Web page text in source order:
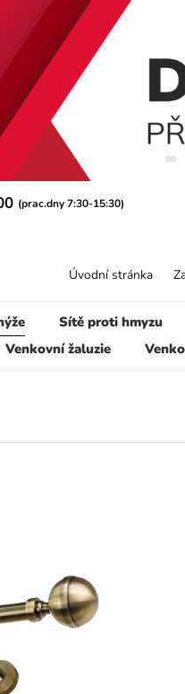
(prac.dny 7:30-15:30)
Sítě proti hmyzu
Venkovní žaluzie
Úvodní stránka